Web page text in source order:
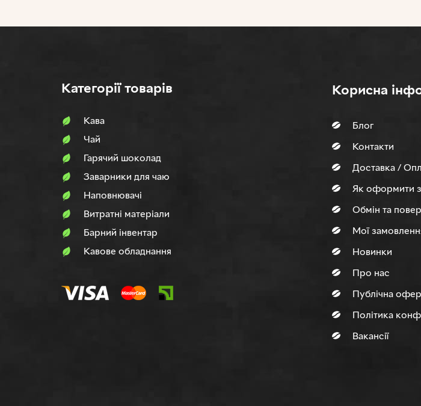
Категорії товарів
Кава
Чай
Гарячий шоколад
Заварники для чаю
Наповнювачi
Витратні матеріали
Барний інвентар
Кавове обладнання
Корисна
Блог
Контакти
Доставка /
Як оформити
Обмін та
Мої
Новинки
Про нас
Публічна
Політика
Вакансії